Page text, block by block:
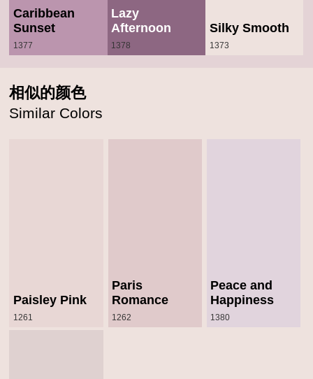
Caribbean
Sunset
1377
Lazy
Afternoon
1378
Silky Smooth
1373
相似的颜色
Similar Colors
Paisley Pink
1261
Paris
Romance
1262
Peace and
Happiness
1380